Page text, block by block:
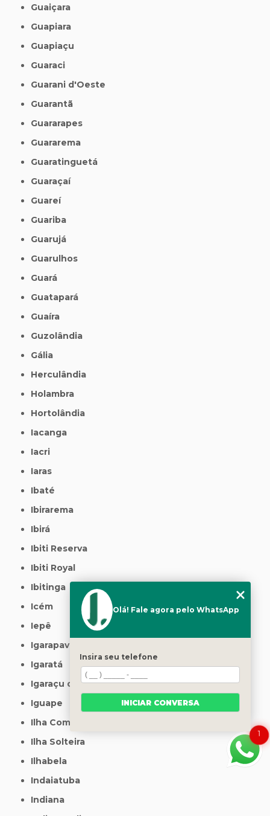
Guaiçara
Guapiara
Guapiaçu
Guaraci
Guarani d'Oeste
Guarantã
Guararapes
Guararema
Guaratinguetá
Guaraçaí
Guareí
Guariba
Guarujá
Guarulhos
Guará
Guatapará
Guaíra
Guzolândia
Gália
Herculândia
Holambra
Hortolândia
Iacanga
Iacri
Iaras
Ibaté
Ibirarema
Ibirá
Ibiti Reserva
Ibiti Royal
Ibitinga
Icém
Iepê
Igarapava
Igaratá
Igaraçu do Tietê
Iguape
Ilha Comprida
Ilha Solteira
Ilhabela
Indaiatuba
Indiana
1
Olá! Fale agora pelo WhatsApp
Insira seu telefone
INICIAR CONVERSA